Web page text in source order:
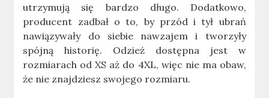
utrzymują się bardzo długo. Dodatkowo,
producent zadbał o to, by przód i tył ubrań
nawiązywały do siebie nawzajem i tworzyły
spójną historię. Odzież dostępna jest w
rozmiarach od XS aż do 4XL, więc nie ma obaw,
że nie znajdziesz swojego rozmiaru.